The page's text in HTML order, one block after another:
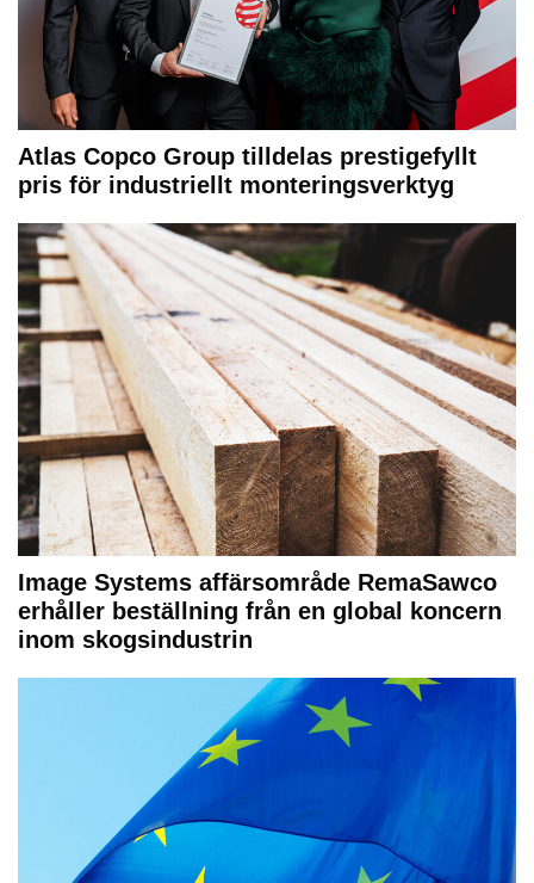
Atlas Copco Group tilldelas prestigefyllt
pris för industriellt monteringsverktyg
Image Systems affärsområde RemaSawco
erhåller beställning från en global koncern
inom skogsindustrin